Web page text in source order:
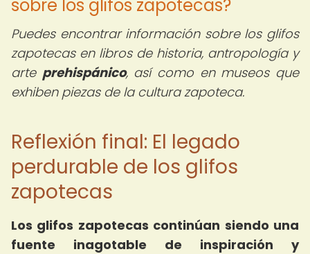
sobre los glifos zapotecas?
Puedes encontrar información sobre los glifos
zapotecas en libros de historia, antropología y
arte prehispánico, así como en museos que
exhiben piezas de la cultura zapoteca.
Reflexión final: El legado
perdurable de los glifos
zapotecas
Los glifos zapotecas continúan siendo una
fuente inagotable de inspiración y